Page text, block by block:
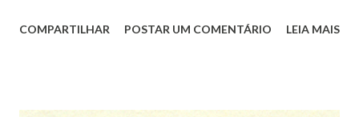
também vem com a fonte pontilhada e com seta. Baixe aqui:
COMPARTILHAR POSTAR UM COMENTÁRIO LEIA MAIS